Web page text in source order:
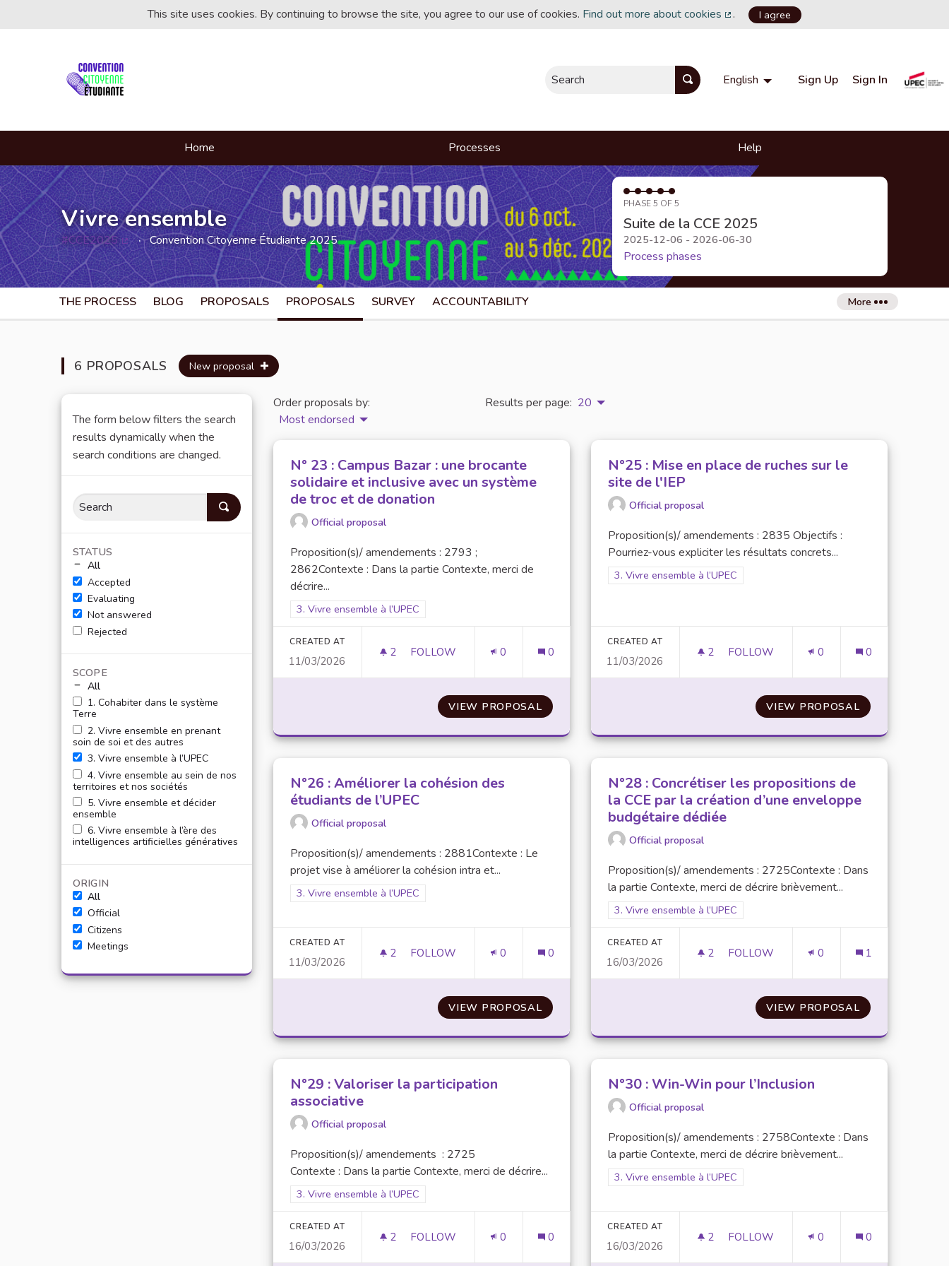
This site uses cookies. By continuing to browse the site, you agree to our use of cookies. Find out more about cookies
(External link)
. I agree
Search English Choisir la langue Choose language
Sign Up Sign In
Home Processes Help
Vivre ensemble
#CCE2025
(External link)
Convention Citoyenne Étudiante 2025
PHASE 5 OF 5
Suite de la CCE 2025
2025-12-06 - 2026-06-30
Process phases
THE PROCESS BLOG PROPOSALS PROPOSALS SURVEY ACCOUNTABILITY More
6 PROPOSALS New proposal
The form below filters the search
results dynamically when the
search conditions are changed.
STATUS
All
Accepted
Evaluating
Not answered
Rejected
SCOPE
All
1. Cohabiter dans le système
Terre
2. Vivre ensemble en prenant
soin de soi et des autres
3. Vivre ensemble à l’UPEC
4. Vivre ensemble au sein de nos
territoires et nos sociétés
5. Vivre ensemble et décider
ensemble
6. Vivre ensemble à l’ère des
intelligences artificielles génératives
ORIGIN
All
Official
Citizens
Meetings
Order proposals by:
Most endorsed
Results per page: 20
N° 23 : Campus Bazar : une brocante
solidaire et inclusive avec un système
de troc et de donation
Official proposal
Proposition(s)/ amendements : 2793 ;
2862Contexte : Dans la partie Contexte, merci de
décrire...
Filter results for scope: 3. Vivre ensemble à l’UPEC
3. Vivre ensemble à l’UPEC
CREATED AT
11/03/2026
2 2 FOLLOWERS
FOLLOW
N° 23 : CAMPUS BAZAR : UNE BROCANTE SOLIDAIRE ET INCLUSIVE AVEC UN SYSTÈME DE TROC ET DE
0 0
VIEW PROPOSALN° 23 : CAMPUS BAZAR : UNE BROCANTE SOLIDAIRE ET INCLUSIVE AVEC
N°25 : Mise en place de ruches sur le
site de l'IEP
Official proposal
Proposition(s)/ amendements : 2835 Objectifs :
Pourriez-vous expliciter les résultats concrets...
Filter results for scope: 3. Vivre ensemble à l’UPEC
3. Vivre ensemble à l’UPEC
CREATED AT
11/03/2026
2 2 FOLLOWERS
FOLLOW 0 0
VIEW PROPOSALN°25 : MISE EN
N°26 : Améliorer la cohésion des
étudiants de l’UPEC
Official proposal
Proposition(s)/ amendements : 2881Contexte : Le
projet vise à améliorer la cohésion intra et...
Filter results for scope: 3. Vivre ensemble à l’UPEC
3. Vivre ensemble à l’UPEC
CREATED AT
11/03/2026
2 2 FOLLOWERS
FOLLOW
N°26 : AMÉLIORER LA COHÉSION DES ÉTUDIANTS DE L’UPEC
0 0
VIEW PROPOSALN°26 : AMÉLIORER LA COHÉSION DES ÉTUDIANTS DE L’UPEC
N°28 : Concrétiser les propositions de
la CCE par la création d’une enveloppe
budgétaire dédiée
Official proposal
Proposition(s)/ amendements : 2725Contexte : Dans
la partie Contexte, merci de décrire brièvement...
Filter results for scope: 3. Vivre ensemble à l’UPEC
3. Vivre ensemble à l’UPEC
CREATED AT
16/03/2026
2 2 FOLLOWERS
FOLLOW 0 1
VIEW PROPOSALN°28 :
N°29 : Valoriser la participation
associative
Official proposal
Proposition(s)/ amendements : 2725
Contexte : Dans la partie Contexte, merci de décrire...
Filter results for scope: 3. Vivre ensemble à l’UPEC
3. Vivre ensemble à l’UPEC
CREATED AT
16/03/2026
2 2 FOLLOWERS
FOLLOW
N°29 : VALORISER LA PARTICIPATION ASSOCIATIVE
0 0
N°30 : Win-Win pour l’Inclusion
Official proposal
Proposition(s)/ amendements : 2758Contexte : Dans
la partie Contexte, merci de décrire brièvement...
Filter results for scope: 3. Vivre ensemble à l’UPEC
3. Vivre ensemble à l’UPEC
CREATED AT
16/03/2026
2 2 FOLLOWERS
FOLLOW 0 0